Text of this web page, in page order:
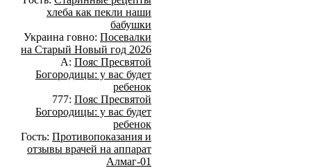
хлеба как пекли наши
бабушки
Украина говно: Посевалки
на Старый Новый год 2026
А: Пояс Пресвятой
Богородицы: у вас будет
ребенок
777: Пояс Пресвятой
Богородицы: у вас будет
ребенок
Гость: Противопоказания и
отзывы врачей на аппарат
Алмаг-01